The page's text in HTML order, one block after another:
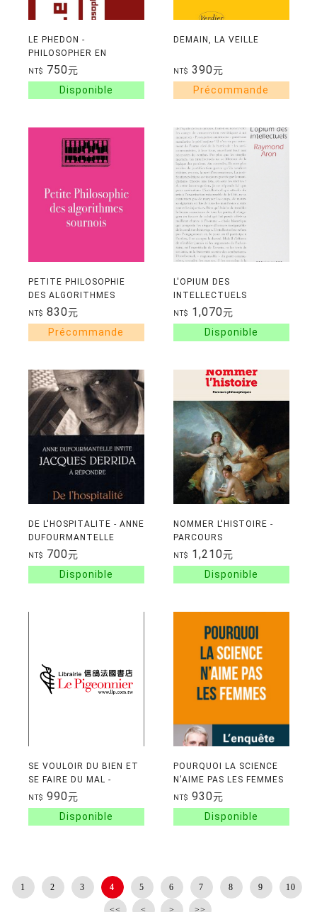
LE PHEDON -
PHILOSOPHER EN
PRESENCE DE LA MORT
NT$ 750元
DEMAIN, LA VEILLE
NT$ 390元
PETITE PHILOSOPHIE
DES ALGORITHMES
SOURNOIS
NT$ 830元
L'OPIUM DES
INTELLECTUELS
NT$ 1,070元
DE L'HOSPITALITE - ANNE
DUFOURMANTELLE
INVITE JACQUES
DERRIDA A REPONDRE
NT$ 700元
NOMMER L'HISTOIRE -
PARCOURS
PHILOSOPHIQUES
NT$ 1,210元
SE VOULOIR DU BIEN ET
SE FAIRE DU MAL -
PHILOSOPHIE DE LA
DISPUTE
NT$ 990元
POURQUOI LA SCIENCE
N'AIME PAS LES FEMMES
NT$ 930元
1 2 3 4 5 6 7 8 9 10
<< < > >>